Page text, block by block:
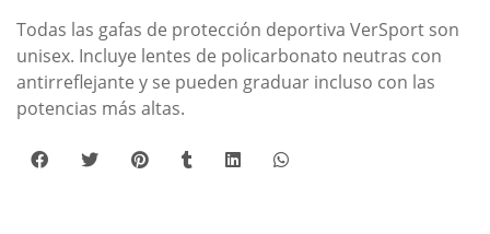
Todas las gafas de protección deportiva VerSport son
unisex. Incluye lentes de policarbonato neutras con
antirreflejante y se pueden graduar incluso con las
potencias más altas.